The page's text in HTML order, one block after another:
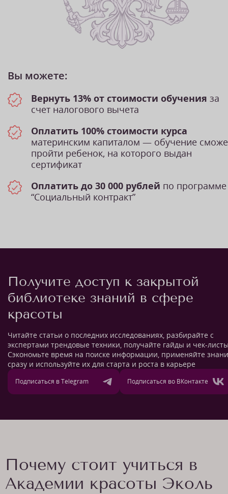
Вы можете:
Вернуть 13% от стоимости обучения за
счет налогового вычета
Оплатить 100% стоимости курса
материнским капиталом — обучение
пройти ребенок, на которого выдан
сертификат
Оплатить до 30 000 рублей по программе
“Социальный контракт”
Получите доступ к закрытой
библиотеке знаний в сфере
красоты
Читайте статьи о последних исследованиях, разбирайте с
экспертами трендовые техники, получайте гайды и чек-
Сэкономьте время на поиске информации, применяйте
сразу и используйте их для старта и роста в карьере
Подписаться в Telegram Подписаться во ВКонтакте
Почему стоит учиться в
Академии красоты Эколь